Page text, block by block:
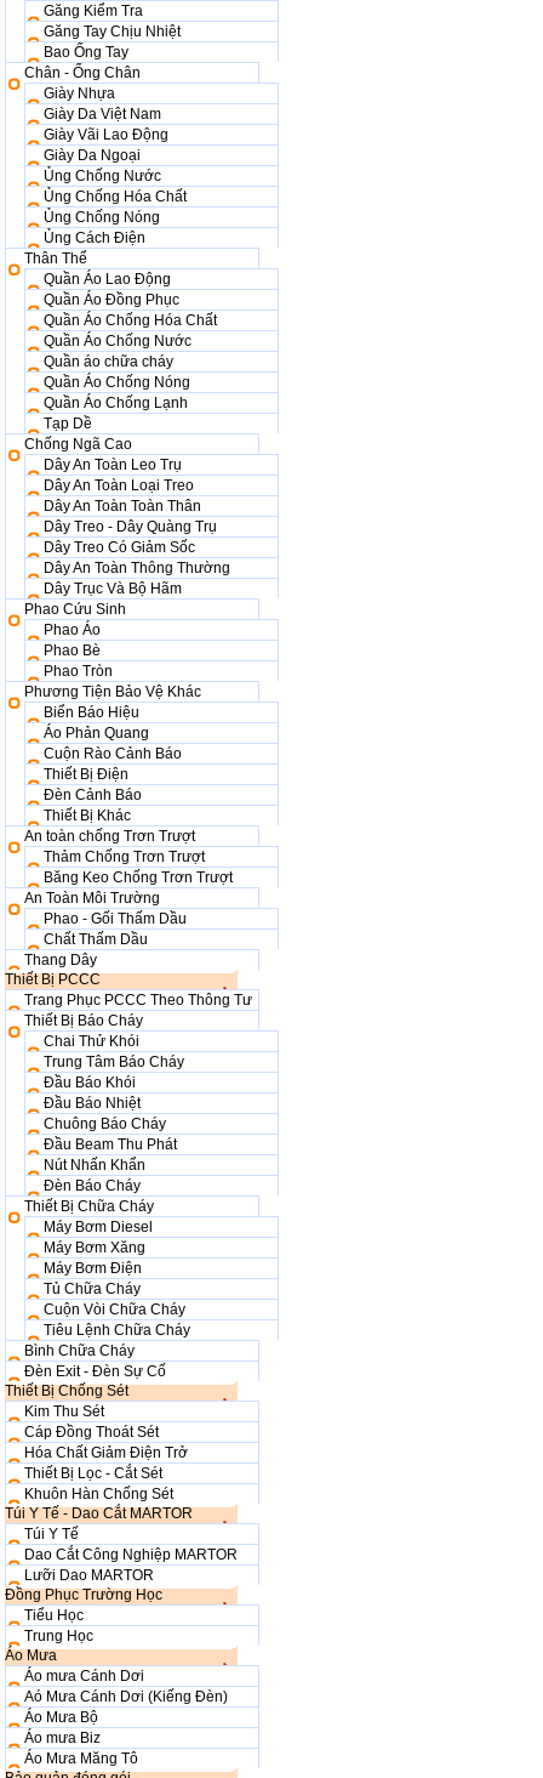
Găng Kiểm Tra
Găng Tay Chịu Nhiệt
Bao Ống Tay
Chân - Ống Chân
Giày Nhựa
Giày Da Việt Nam
Giày Vãi Lao Động
Giày Da Ngoại
Ủng Chống Nước
Ủng Chống Hóa Chất
Ủng Chống Nóng
Ủng Cách Điện
Thân Thể
Quần Áo Lao Động
Quần Áo Đồng Phục
Quần Áo Chống Hóa Chất
Quần Áo Chống Nước
Quần áo chữa cháy
Quần Áo Chống Nóng
Quần Áo Chống Lạnh
Tạp Dề
Chống Ngã Cao
Dây An Toàn Leo Trụ
Dây An Toàn Loại Treo
Dây An Toàn Toàn Thân
Dây Treo - Dây Quàng Trụ
Dây Treo Có Giảm Sốc
Dây An Toàn Thông Thường
Dây Trục Và Bộ Hãm
Phao Cứu Sinh
Phao Áo
Phao Bè
Phao Tròn
Phương Tiện Bảo Vệ Khác
Biển Báo Hiệu
Áo Phản Quang
Cuộn Rào Cảnh Báo
Thiết Bị Điện
Đèn Cảnh Báo
Thiết Bị Khác
An toàn chống Trơn Trượt
Thảm Chống Trơn Trượt
Băng Keo Chống Trơn Trượt
An Toàn Môi Trường
Phao - Gối Thấm Dầu
Chất Thấm Dầu
Thang Dây
Thiết Bị PCCC
Trang Phục PCCC Theo Thông Tư
Thiết Bị Báo Cháy
Chai Thử Khói
Trung Tâm Báo Cháy
Đầu Báo Khói
Đầu Báo Nhiệt
Chuông Báo Cháy
Đầu Beam Thu Phát
Nút Nhấn Khẩn
Đèn Báo Cháy
Thiết Bị Chữa Cháy
Máy Bơm Diesel
Máy Bơm Xăng
Máy Bơm Điện
Tủ Chữa Cháy
Cuộn Vòi Chữa Cháy
Tiêu Lệnh Chữa Cháy
Bình Chữa Cháy
Đèn Exit - Đèn Sự Cố
Thiết Bị Chống Sét
Kim Thu Sét
Cáp Đồng Thoát Sét
Hóa Chất Giảm Điện Trở
Thiết Bị Lọc - Cắt Sét
Khuôn Hàn Chống Sét
Túi Y Tế - Dao Cắt MARTOR
Túi Y Tế
Dao Cắt Công Nghiệp MARTOR
Lưỡi Dao MARTOR
Đồng Phục Trường Học
Tiểu Học
Trung Học
Áo Mưa
Áo mưa Cánh Dơi
Aó Mưa Cánh Dơi (Kiếng Đèn)
Áo Mưa Bộ
Áo mưa Biz
Áo Mưa Măng Tô